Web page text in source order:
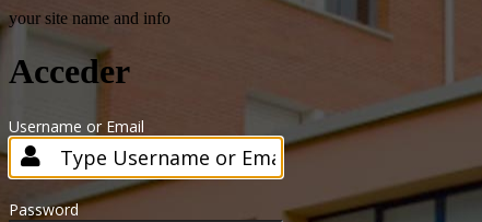
your site name and info
Acceder
Username or Email
Password